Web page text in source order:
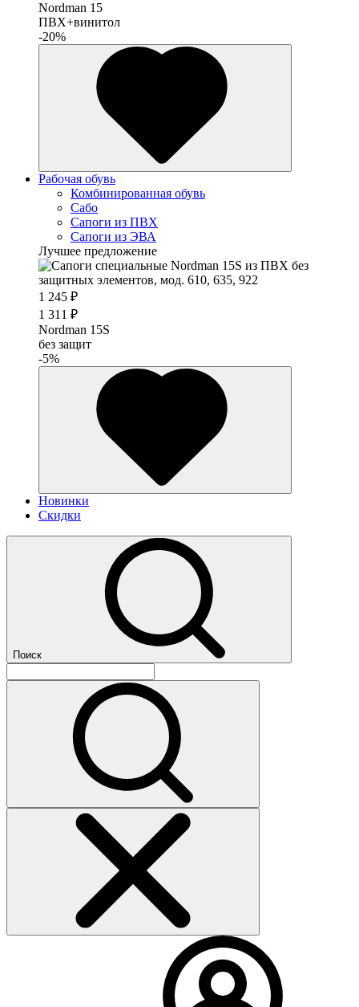
Nordman 15
ПВХ+винитол
-20%
Рабочая обувь
Комбинированная обувь
Сабо
Сапоги из ПВХ
Сапоги из ЭВА
Лучшее предложение
1 245 ₽
1 311 ₽
Nordman 15S
без защит
-5%
Новинки
Скидки
Поиск